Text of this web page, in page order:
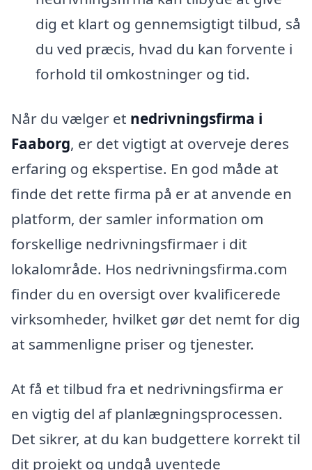
dig et klart og gennemsigtigt tilbud, så
du ved præcis, hvad du kan forvente i
forhold til omkostninger og tid.
Når du vælger et nedrivningsfirma i
Faaborg, er det vigtigt at overveje deres
erfaring og ekspertise. En god måde at
finde det rette firma på er at anvende en
platform, der samler information om
forskellige nedrivningsfirmaer i dit
lokalområde. Hos nedrivningsfirma.com
finder du en oversigt over kvalificerede
virksomheder, hvilket gør det nemt for dig
at sammenligne priser og tjenester.
At få et tilbud fra et nedrivningsfirma er
en vigtig del af planlægningsprocessen.
Det sikrer, at du kan budgettere korrekt til
dit projekt og undgå uventede